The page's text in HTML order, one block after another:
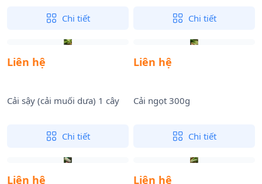
Chi tiết Chi tiết
Liên hệ
Cải sậy (cải muối dưa) 1 cây
Chi tiết
Liên hệ
Cải ngọt 300g
Chi tiết
Liên hệ Liên hệ